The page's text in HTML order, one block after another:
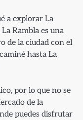
a explorar La
Rambla es una
de la ciudad con el
hasta La
por lo que no se
de la
puedes disfrutar